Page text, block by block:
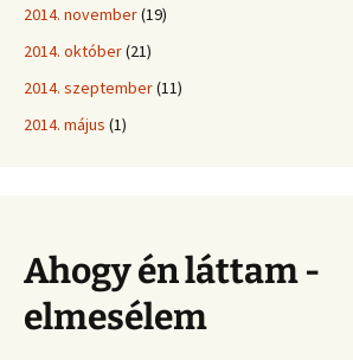
2014. november(19)
2014. október(21)
2014. szeptember(11)
2014. május (1)
Ahogy én láttam -
elmesélem